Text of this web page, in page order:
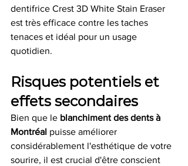
dentifrice Crest 3D White Stain Eraser
est très efficace contre les taches
tenaces et idéal pour un usage
quotidien.
Risques potentiels et
effets secondaires
Bien que le blanchiment des dents à
Montréal puisse améliorer
considérablement l'esthétique de votre
sourire, il est crucial d'être conscient